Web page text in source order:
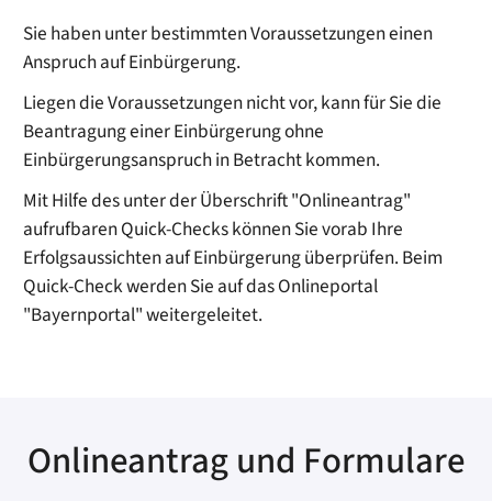
Sie haben unter bestimmten Voraussetzungen einen
Anspruch auf Einbürgerung.
Liegen die Voraussetzungen nicht vor, kann für Sie die
Beantragung einer Einbürgerung ohne
Einbürgerungsanspruch in Betracht kommen.
Mit Hilfe des unter der Überschrift "Onlineantrag"
aufrufbaren Quick-Checks können Sie vorab Ihre
Erfolgsaussichten auf Einbürgerung überprüfen. Beim
Quick-Check werden Sie auf das Onlineportal
"Bayernportal" weitergeleitet.
Onlineantrag und Formulare